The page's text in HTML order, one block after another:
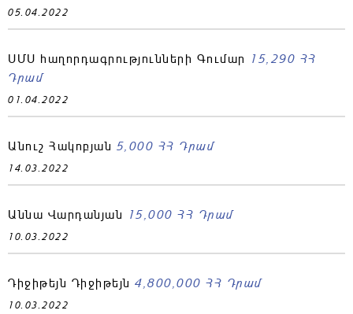
05.04.2022
ՍՄՍ հաղորդագրությունների Գումար
15,290 ՀՀ
Դրամ
01.04.2022
Անուշ Հակոբյան 5,000 ՀՀ Դրամ
14.03.2022
Աննա Վարդանյան 15,000 ՀՀ Դրամ
10.03.2022
Դիջիթեյն Դիջիթեյն 4,800,000 ՀՀ Դրամ
10.03.2022